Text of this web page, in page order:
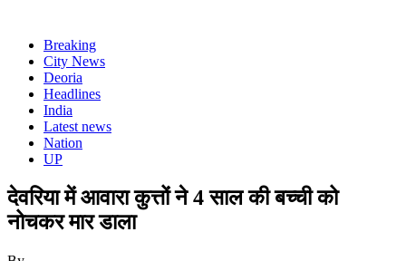
Breaking
City News
Deoria
Headlines
India
Latest news
Nation
UP
देवरिया में आवारा कुत्तों ने 4 साल की बच्ची को
नोचकर मार डाला